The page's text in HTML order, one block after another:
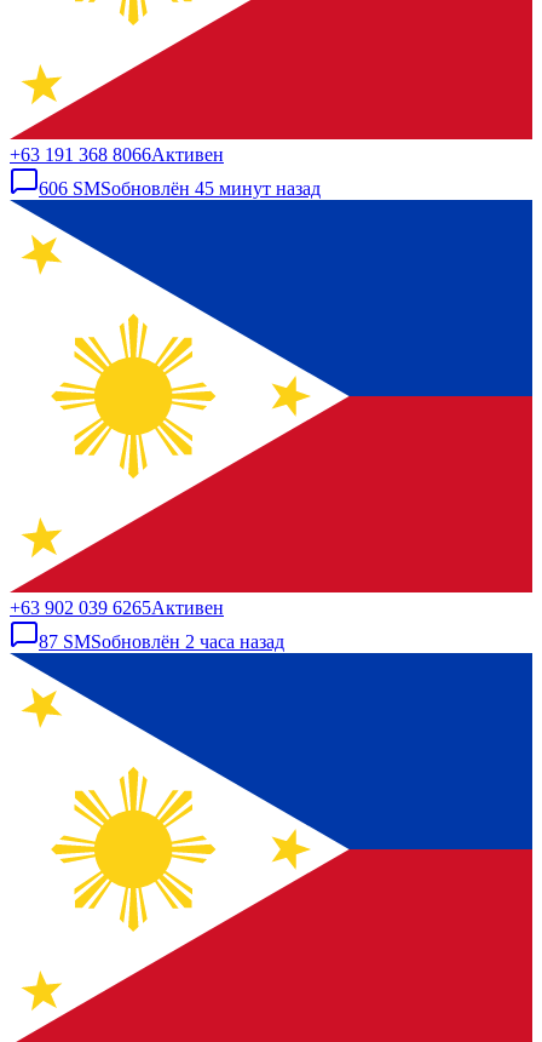
+63 191 368 8066Активен
606 SMSобновлён 45 минут назад
+63 902 039 6265Активен
87 SMSобновлён 2 часа назад